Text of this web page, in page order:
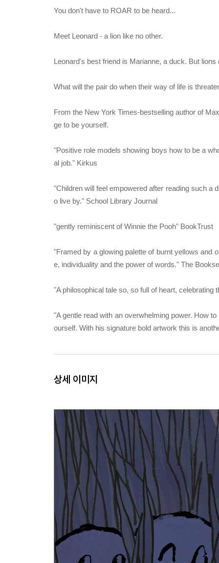
You don't have to ROAR to be heard...
Meet Leonard - a lion like no other.
Leonard's best friend is Marianne, a duck. But
What will the pair do when their way of life is
From the New York Times-bestselling author of
ge to be yourself.
"Positive role models showing boys how to be a
al job." Kirkus
"Children will feel empowered after reading such a
o live by." School Library Journal
"gently reminiscent of Winnie the Pooh" BookTrust
"Framed by a glowing palette of burnt yellows and
e, individuality and the power of words." The
"A philosophical tale so, so full of heart,
"A gentle read with an overwhelming power. How
ourself. With his signature bold artwork this is
상세 이미지